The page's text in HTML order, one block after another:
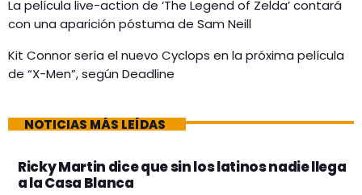
La película live-action de ‘The Legend of Zelda’ contará
con una aparición póstuma de Sam Neill
Kit Connor sería el nuevo Cyclops en la próxima película
de “X-Men”, según Deadline
NOTICIAS MÁS LEÍDAS
Ricky Martin dice que sin los latinos nadie llega
a la Casa Blanca